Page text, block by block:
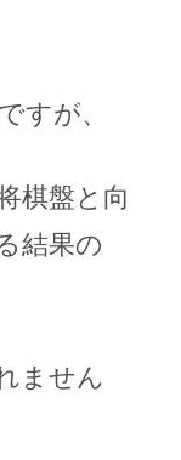
すが、
棋盤と向
結果の
ません